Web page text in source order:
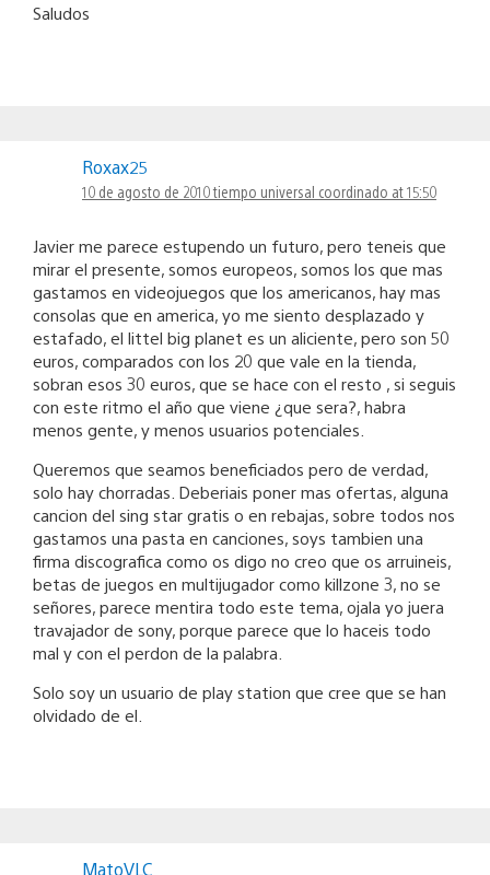
Saludos
Roxax25
10 de agosto de 2010 tiempo universal coordinado at 15:50
Javier me parece estupendo un futuro, pero teneis que
mirar el presente, somos europeos, somos los que mas
gastamos en videojuegos que los americanos, hay mas
consolas que en america, yo me siento desplazado y
estafado, el littel big planet es un aliciente, pero son 50
euros, comparados con los 20 que vale en la tienda,
sobran esos 30 euros, que se hace con el resto , si seguis
con este ritmo el año que viene ¿que sera?, habra
menos gente, y menos usuarios potenciales.
Queremos que seamos beneficiados pero de verdad,
solo hay chorradas. Deberiais poner mas ofertas, alguna
cancion del sing star gratis o en rebajas, sobre todos nos
gastamos una pasta en canciones, soys tambien una
firma discografica como os digo no creo que os arruineis,
betas de juegos en multijugador como killzone 3, no se
señores, parece mentira todo este tema, ojala yo juera
travajador de sony, porque parece que lo haceis todo
mal y con el perdon de la palabra.
Solo soy un usuario de play station que cree que se han
olvidado de el.
MatoVLC